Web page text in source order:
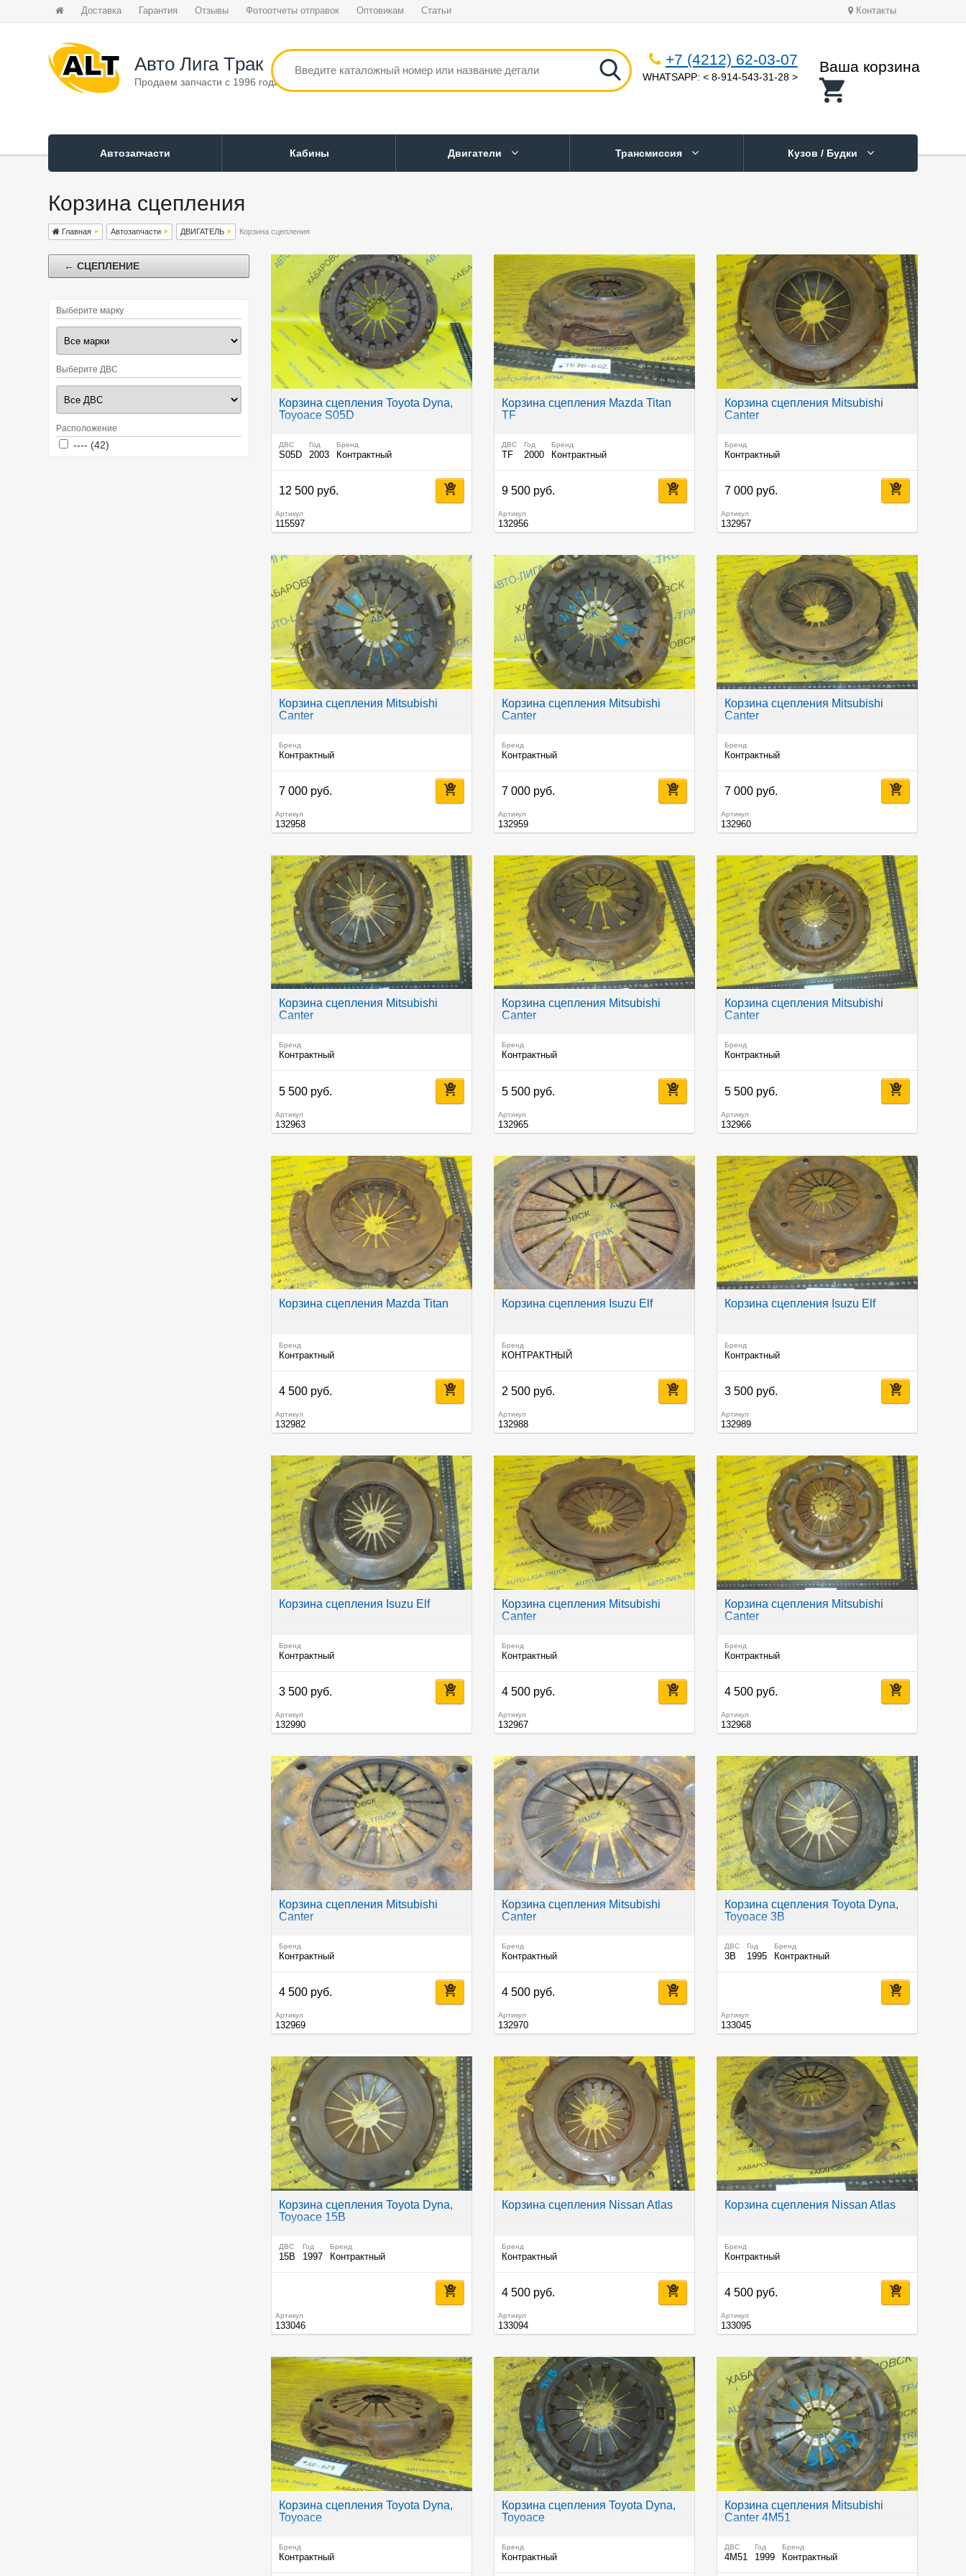
Доставка Гарантия Отзывы Фотоотчеты отправок Оптовикам Статьи Контакты
Авто Лига Tрак
Продаем запчасти с 1996 года
+7 (4212) 62-03-07
WHATSAPP: < 8-914-543-31-28 >
Ваша корзина
Автозапчасти Кабины Двигатели Трансмиссия Кузов / Будки
Корзина сцепления
Главная Автозапчасти ДВИГАТЕЛЬ Корзина сцепления
← СЦЕПЛЕНИЕ
Выберите марку
Выберите ДВС
Расположение
Apply ---- filter
---- (42)
Корзина сцепления Toyota Dyna,
Toyoace S05D
ДВС
S05D
Год
2003
Бренд
Контрактный
12 500 руб.
Артикул
115597
Корзина сцепления Mazda Titan
TF
ДВС
TF
Год
2000
Бренд
Контрактный
9 500 руб.
Артикул
132956
Корзина сцепления Mitsubishi
Canter
Бренд
Контрактный
7 000 руб.
Артикул
132957
Корзина сцепления Mitsubishi
Canter
Бренд
Контрактный
7 000 руб.
Артикул
132958
Корзина сцепления Mitsubishi
Canter
Бренд
Контрактный
7 000 руб.
Артикул
132959
Корзина сцепления Mitsubishi
Canter
Бренд
Контрактный
7 000 руб.
Артикул
132960
Корзина сцепления Mitsubishi
Canter
Бренд
Контрактный
5 500 руб.
Артикул
132963
Корзина сцепления Mitsubishi
Canter
Бренд
Контрактный
5 500 руб.
Артикул
132965
Корзина сцепления Mitsubishi
Canter
Бренд
Контрактный
5 500 руб.
Артикул
132966
Корзина сцепления Mazda Titan
Бренд
Контрактный
4 500 руб.
Артикул
132982
Корзина сцепления Isuzu Elf
Бренд
КОНТРАКТНЫЙ
2 500 руб.
Артикул
132988
Корзина сцепления Isuzu Elf
Бренд
Контрактный
3 500 руб.
Артикул
132989
Корзина сцепления Isuzu Elf
Бренд
Контрактный
3 500 руб.
Артикул
132990
Корзина сцепления Mitsubishi
Canter
Бренд
Контрактный
4 500 руб.
Артикул
132967
Корзина сцепления Mitsubishi
Canter
Бренд
Контрактный
4 500 руб.
Артикул
132968
Корзина сцепления Mitsubishi
Canter
Бренд
Контрактный
4 500 руб.
Артикул
132969
Корзина сцепления Mitsubishi
Canter
Бренд
Контрактный
4 500 руб.
Артикул
132970
Корзина сцепления Toyota Dyna,
Toyoace 3B
ДВС
3B
Год
1995
Бренд
Контрактный
Артикул
133045
Корзина сцепления Toyota Dyna,
Toyoace 15B
ДВС
15B
Год
1997
Бренд
Контрактный
Артикул
133046
Корзина сцепления Nissan Atlas
Бренд
Контрактный
4 500 руб.
Артикул
133094
Корзина сцепления Nissan Atlas
Бренд
Контрактный
4 500 руб.
Артикул
133095
Корзина сцепления Toyota Dyna,
Toyoace
Бренд
Контрактный
Корзина сцепления Toyota Dyna,
Toyoace
Бренд
Контрактный
Корзина сцепления Mitsubishi
Canter 4M51
ДВС
4M51
Год
1999
Бренд
Контрактный